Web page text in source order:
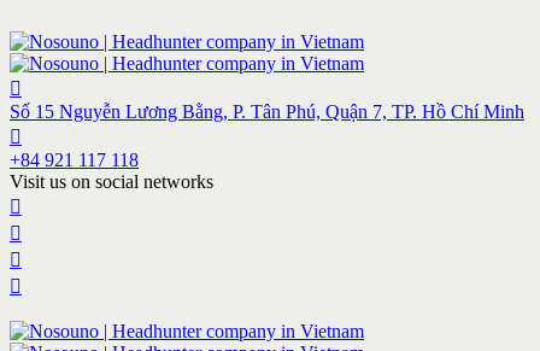
Số 15 Nguyễn Lương Bằng, P. Tân Phú, Quận 7, TP. Hồ Chí Minh
+84 921 117 118
Visit us on social networks